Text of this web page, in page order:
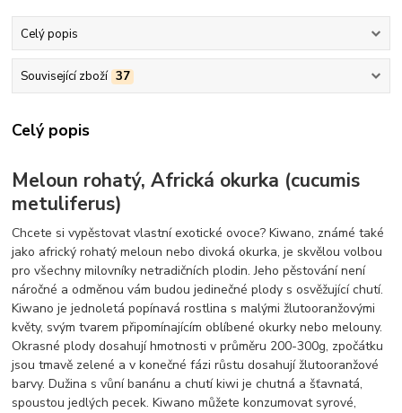
Celý popis
Související zboží 37
Celý popis
Meloun rohatý, Africká okurka (cucumis
metuliferus)
Chcete si vypěstovat vlastní exotické ovoce? Kiwano, známé také
jako africký rohatý meloun nebo divoká okurka, je skvělou volbou
pro všechny milovníky netradičních plodin. Jeho pěstování není
náročné a odměnou vám budou jedinečné plody s osvěžující chutí.
Kiwano je jednoletá popínavá rostlina s malými žlutooranžovými
květy, svým tvarem připomínajícím oblíbené okurky nebo melouny.
Okrasné plody dosahují hmotnosti v průměru 200-300g, zpočátku
jsou tmavě zelené a v konečné fázi růstu dosahují žlutooranžové
barvy. Dužina s vůní banánu a chutí kiwi je chutná a šťavnatá,
spoustou jedlých pecek. Kiwano můžete konzumovat syrové,